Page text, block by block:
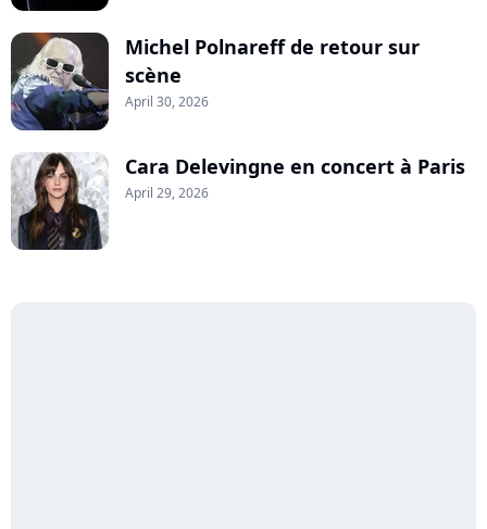
Michel Polnareff de retour sur
scène
April 30, 2026
Cara Delevingne en concert à Paris
April 29, 2026